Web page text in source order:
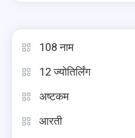
108 नाम
12 ज्योतिर्लिंग
अष्टकम
आरती